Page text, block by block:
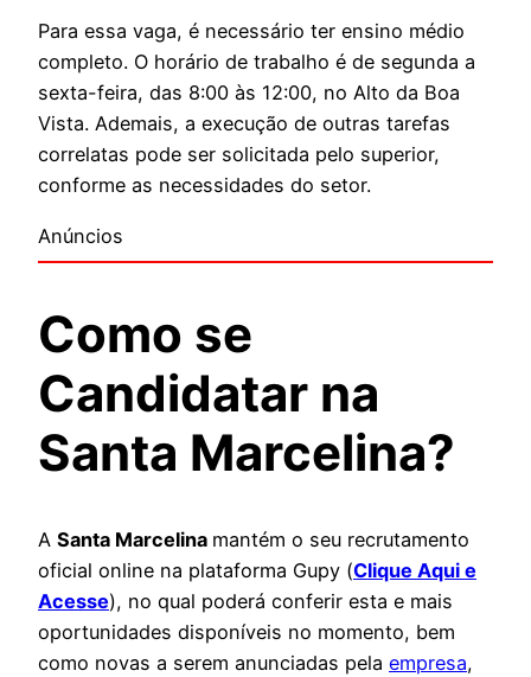
Para essa vaga, é necessário ter ensino médio
completo. O horário de trabalho é de segunda a
sexta-feira, das 8:00 às 12:00, no Alto da Boa
Vista. Ademais, a execução de outras tarefas
correlatas pode ser solicitada pelo superior,
conforme as necessidades do setor.
Anúncios
Como se
Candidatar na
Santa Marcelina?
A Santa Marcelina mantém o seu recrutamento
oficial online na plataforma Gupy (Clique Aqui e
Acesse), no qual poderá conferir esta e mais
oportunidades disponíveis no momento, bem
como novas a serem anunciadas pela empresa,